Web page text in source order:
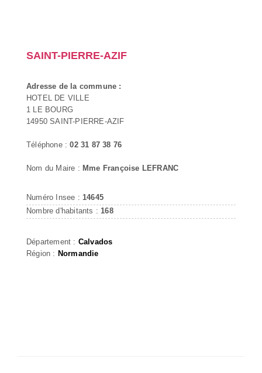
SAINT-PIERRE-AZIF
Adresse de la commune :
HOTEL DE VILLE
1 LE BOURG
14950 SAINT-PIERRE-AZIF
Téléphone :02 31 87 38 76
Nom du Maire : Mme Françoise LEFRANC
Numéro Insee : 14645
Nombre d'habitants : 168
Département : Calvados
Région : Normandie